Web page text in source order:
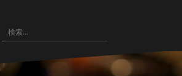
検
索: